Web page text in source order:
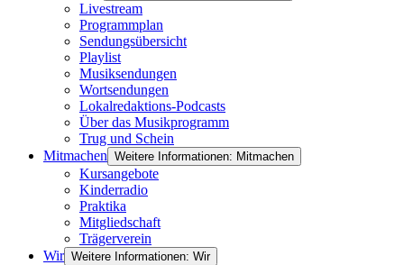
Livestream
Programmplan
Sendungsübersicht
Playlist
Musiksendungen
Wortsendungen
Lokalredaktions-Podcasts
Über das Musikprogramm
Trug und Schein
Mitmachen Weitere Informationen: Mitmachen
Kursangebote
Kinderradio
Praktika
Mitgliedschaft
Trägerverein
Wir Weitere Informationen: Wir